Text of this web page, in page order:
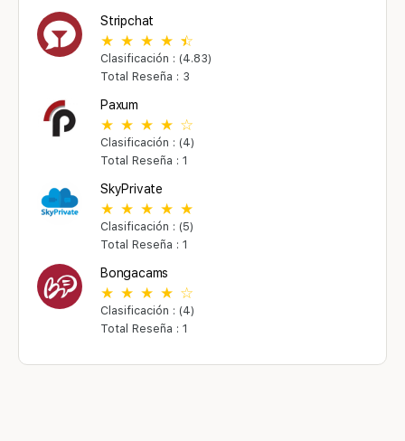
Stripchat
Clasificación : (4.83)
Total Reseña : 3
Paxum
Clasificación : (4)
Total Reseña : 1
SkyPrivate
Clasificación : (5)
Total Reseña : 1
Bongacams
Clasificación : (4)
Total Reseña : 1